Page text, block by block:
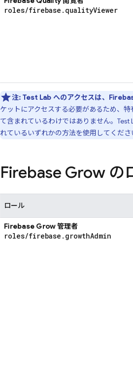
roles/firebase . qualityViewer
注: Test Lab へのアクセスは、
ケットにアクセスする必要があるため、
て含まれているわけではありません。 Test
れているいずれかの方法を使用してくださ
Firebase Grow の
ロール
Firebase Grow 管理者
roles/firebase . growthAdmin